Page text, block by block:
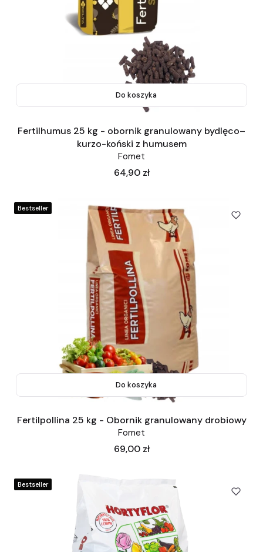
Do koszyka
Fertilhumus 25 kg - obornik granulowany bydlęco–
kurzo-koński z humusem
Fomet
Cena
64,90 zł
Bestseller
Do koszyka
Fertilpollina 25 kg - Obornik granulowany drobiowy
Fomet
Cena
69,00 zł
Bestseller